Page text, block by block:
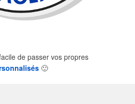
de passer vos propres
🙂